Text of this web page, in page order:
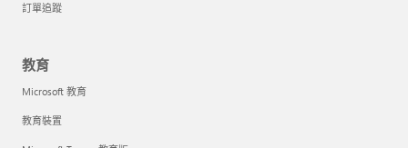
訂單追蹤
教育
Microsoft 教育
教育裝置